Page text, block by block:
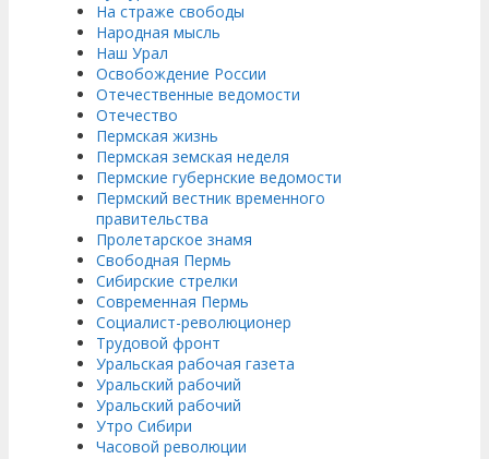
На страже свободы
Народная мысль
Наш Урал
Освобождение России
Отечественные ведомости
Отечество
Пермская жизнь
Пермская земская неделя
Пермские губернские ведомости
Пермский вестник временного
правительства
Пролетарское знамя
Свободная Пермь
Сибирские стрелки
Современная Пермь
Социалист-революционер
Трудовой фронт
Уральская рабочая газета
Уральский рабочий
Уральский рабочий
Утро Сибири
Часовой революции